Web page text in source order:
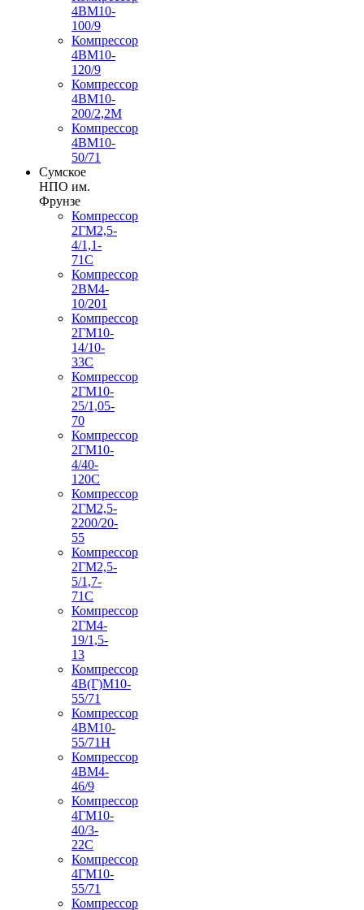
4ВМ10-
100/9
Компрессор
4ВМ10-
120/9
Компрессор
4ВМ10-
200/2,2М
Компрессор
4ВМ10-
50/71
Сумское
НПО им.
Фрунзе
Компрессор
2ГМ2,5-
4/1,1-
71С
Компрессор
2ВМ4-
10/201
Компрессор
2ГМ10-
14/10-
33С
Компрессор
2ГМ10-
25/1,05-
70
Компрессор
2ГМ10-
4/40-
120С
Компрессор
2ГМ2,5-
2200/20-
55
Компрессор
2ГМ2,5-
5/1,7-
71С
Компрессор
2ГМ4-
19/1,5-
13
Компрессор
4В(Г)М10-
55/71
Компрессор
4ВМ10-
55/71Н
Компрессор
4ВМ4-
46/9
Компрессор
4ГМ10-
40/3-
22С
Компрессор
4ГМ10-
55/71
Компрессор